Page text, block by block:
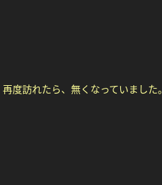
度訪れたら、無くなっていました。